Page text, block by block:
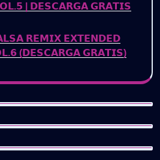
| 𝗗𝗘𝗦𝗖𝗔𝗥𝗚𝗔 𝗚𝗥𝗔𝗧𝗜𝗦
𝗥𝗘𝗠𝗜𝗫 𝗘𝗫𝗧𝗘𝗡𝗗𝗘𝗗
(𝗗𝗘𝗦𝗖𝗔𝗥𝗚𝗔 𝗚𝗥𝗔𝗧𝗜𝗦)